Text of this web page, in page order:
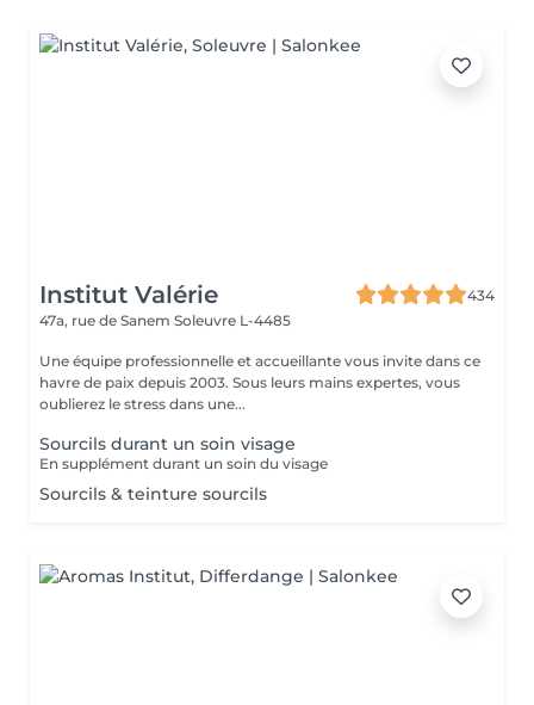
Institut Valérie
434
47a, rue de Sanem Soleuvre L-4485
Une équipe professionnelle et accueillante vous invite dans ce
havre de paix depuis 2003. Sous leurs mains expertes, vous
oublierez le stress dans une...
Sourcils durant un soin visage
En supplément durant un soin du visage
Sourcils & teinture sourcils